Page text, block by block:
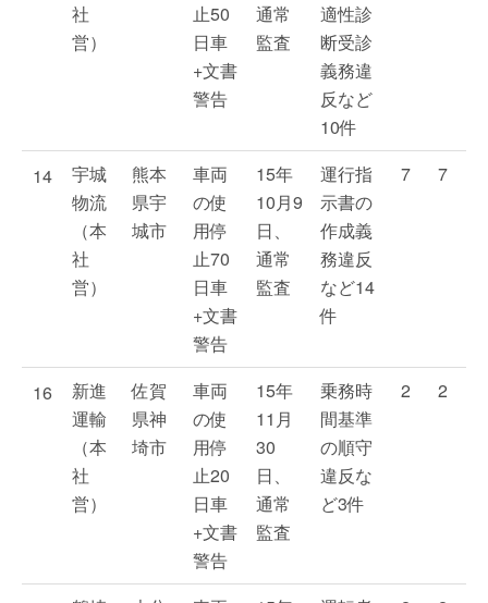
社
営）
止50
日車
+文書
警告
通常
監査
適性診
断受診
義務違
反など
10件
14
宇城
物流
（本
社
営）
熊本
県宇
城市
車両
の使
用停
止70
日車
+文書
警告
15年
10月9
日、
通常
監査
運行指
示書の
作成義
務違反
など14
件
7 7
16
新進
運輸
（本
社
営）
佐賀
県神
埼市
車両
の使
用停
止20
日車
+文書
警告
15年
11月
30
日、
通常
監査
乗務時
間基準
の順守
違反な
ど3件
2 2